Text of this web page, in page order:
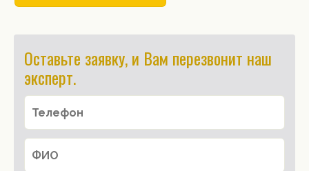
Оставьте заявку, и Вам перезвонит наш
эксперт.